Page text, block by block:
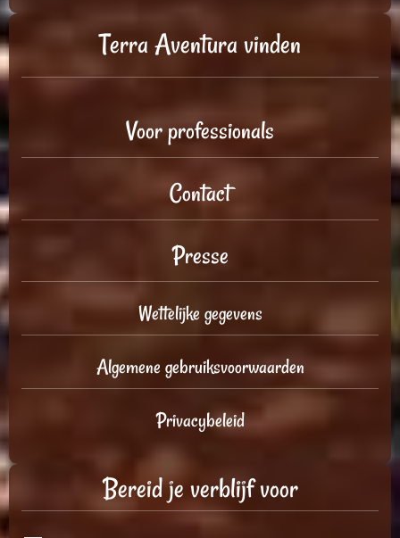
Terra Aventura vinden
Voor professionals
Contact
Presse
Wettelijke gegevens
Algemene gebruiksvoorwaarden
Privacybeleid
Bereid je verblijf voor